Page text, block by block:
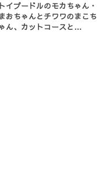
トイプードルのモカちゃん・
おちゃんとチワワのまこち
ん、カットコースと…